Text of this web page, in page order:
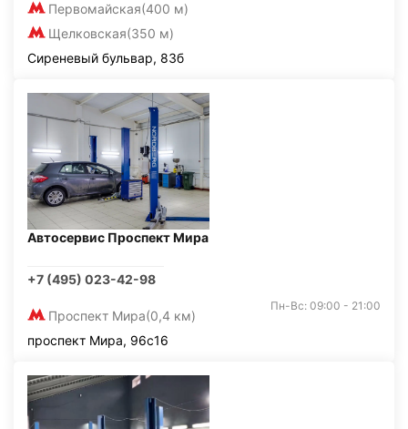
Первомайская(400 м)
Щелковская(350 м)
Сиреневый бульвар, 83б
Автосервис Проспект Мира
+7 (495) 023-42-98
Проспект Мира(0,4 км)
Пн-Вс: 09:00 - 21:00
проспект Мира, 96с16